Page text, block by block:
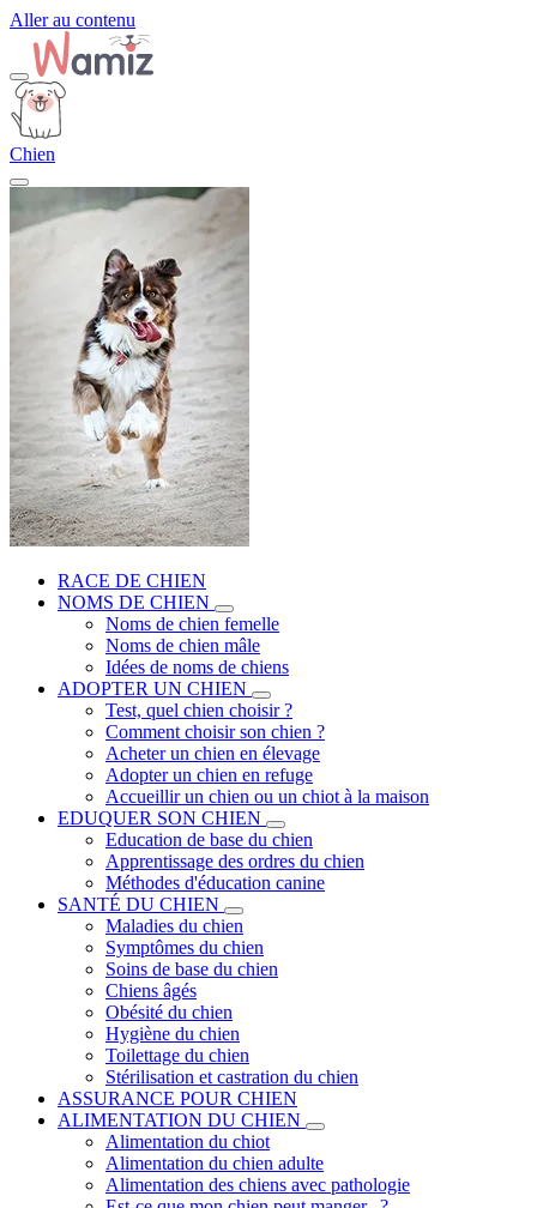
Aller au contenu
Chien
RACE DE CHIEN
NOMS DE CHIEN
Noms de chien femelle
Noms de chien mâle
Idées de noms de chiens
ADOPTER UN CHIEN
Test, quel chien choisir ?
Comment choisir son chien ?
Acheter un chien en élevage
Adopter un chien en refuge
Accueillir un chien ou un chiot à la maison
EDUQUER SON CHIEN
Education de base du chien
Apprentissage des ordres du chien
Méthodes d'éducation canine
SANTÉ DU CHIEN
Maladies du chien
Symptômes du chien
Soins de base du chien
Chiens âgés
Obésité du chien
Hygiène du chien
Toilettage du chien
Stérilisation et castration du chien
ASSURANCE POUR CHIEN
ALIMENTATION DU CHIEN
Alimentation du chiot
Alimentation du chien adulte
Alimentation des chiens avec pathologie